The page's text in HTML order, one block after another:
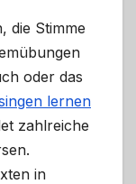
die Stimme
oder das
lernen
zahlreiche
in